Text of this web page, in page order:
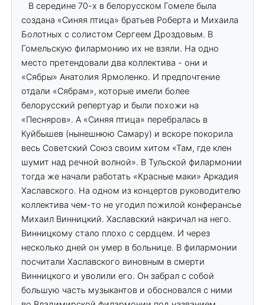
В середине 70-х в белорусском Гомеле была
создана «Синяя птица» братьев Роберта и Михаила
Болотных с солистом Сергеем Дроздовым. В
Гомельскую филармонию их не взяли. На одно
место претендовали два коллектива - они и
«Сябры» Анатолия Ярмоленко. И предпочтение
отдали «Сябрам», которые имели более
белорусский репертуар и были похожи на
«Песняров». А «Синяя птица» перебралась в
Куйбышев (нынешнюю Самару) и вскоре покорила
весь Советский Союз своим хитом «Там, где клен
шумит над речной волной». В Тульской филармонии
тогда же начали работать «Красные маки» Аркадия
Хаславского. На одном из концертов руководителю
коллектива чем-то не угодил пожилой конферансье
Михаил Винницкий. Хаславский накричал на него.
Винницкому стало плохо с сердцем. И через
несколько дней он умер в больнице. В филармонии
посчитали Хаславского виновным в смерти
Винницкого и уволили его. Он забрал с собой
большую часть музыкантов и обосновался с ними